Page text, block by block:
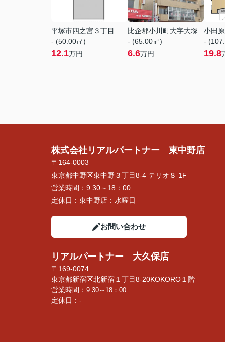
平塚市四之宮３丁目
- (50.00㎡)
12.1万円
比企郡小川町大字大塚
- (65.00㎡)
6.6万円
小田
-
19.8
株式会社リアルパートナー 東中野店
〒164-0003
東京都中野区東中野３丁目8-4 テリオ８ 1F
営業時間： 9:30～18：00
定休日： 東中野店：水曜日
お問い合わせ
リアルパートナー 大久保店
〒169-0074
東京都新宿区北新宿１丁目8-20KOKORO１階
営業時間： 9:30～18：00
定休日：-